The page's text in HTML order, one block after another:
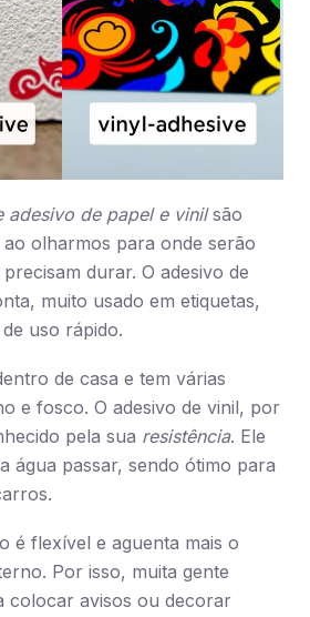
adesivo de papel e vinilsão
olharmos para onde serão
durar. O adesivo de
muito usado em etiquetas,
uso rápido.
de casa e tem várias
e fosco. O adesivo de vinil, por
pela sua resistência. Ele
água passar, sendo ótimo para
é flexível e aguenta mais o
Por isso, muita gente
colocar avisos ou decorar